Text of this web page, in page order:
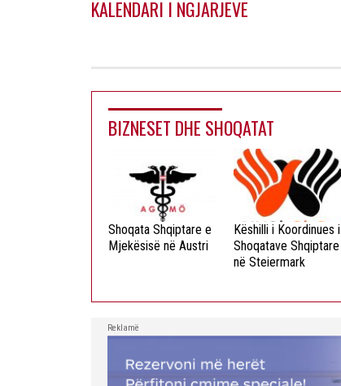
KALENDARI I NGJARJEVE
BIZNESET DHE SHOQATAT
Shoqata Shqiptare e
Mjekësisë në Austri
Këshilli i Koordinues i
Shoqatave Shqiptare
në Steiermark
Reklamë